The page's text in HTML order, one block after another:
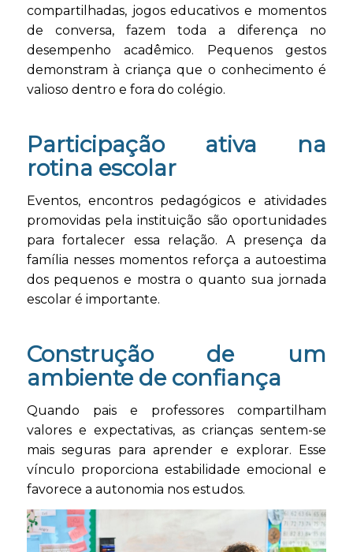
compartilhadas, jogos educativos e momentos
de conversa, fazem toda a diferença no
desempenho acadêmico. Pequenos gestos
demonstram à criança que o conhecimento é
valioso dentro e fora do colégio.
Participação ativa na
rotina escolar
Eventos, encontros pedagógicos e atividades
promovidas pela instituição são oportunidades
para fortalecer essa relação. A presença da
família nesses momentos reforça a autoestima
dos pequenos e mostra o quanto sua jornada
escolar é importante.
Construção de um
ambiente de confiança
Quando pais e professores compartilham
valores e expectativas, as crianças sentem-se
mais seguras para aprender e explorar. Esse
vínculo proporciona estabilidade emocional e
favorece a autonomia nos estudos.